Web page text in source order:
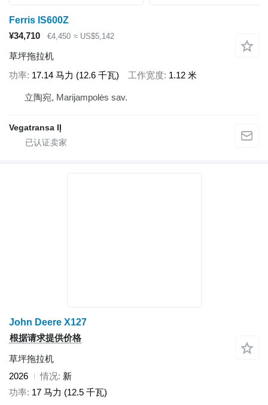
Ferris IS600Z
¥34,710
€4,450 ≈ US$5,142
草坪拖拉机
功率 17.14 马力 (12.6 千瓦) 工作宽度 1.12 米
立陶宛, Marijampolės sav.
Vegatransa IĮ
John Deere X127
根据请求提供价格
草坪拖拉机
2026
情况 新
功率 17 马力 (12.5 千瓦)